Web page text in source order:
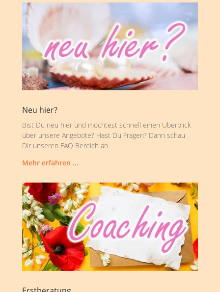
Neu hier?
Bist Du neu hier und möchtest schnell einen Überblick
über unsere Angebote? Hast Du Fragen? Dann schau
Dir unseren FAQ Bereich an.
Mehr erfahren …